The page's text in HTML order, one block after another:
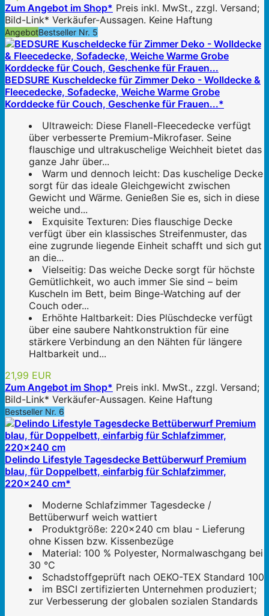
Zum Angebot im Shop* Preis inkl. MwSt., zzgl. Versand;
Bild-Link* Verkäufer-Aussagen. Keine Haftung
AngebotBestseller Nr. 5
BEDSURE Kuscheldecke für Zimmer Deko - Wolldecke &
Fleecedecke, Sofadecke, Weiche Warme Grobe
Korddecke für Couch, Geschenke für Frauen...*
Ultraweich: Diese Flanell-Fleecedecke verfügt
über verbesserte Premium-Mikrofaser. Seine
flauschige und ultrakuschelige Weichheit bietet das
ganze Jahr über...
Warm und dennoch leicht: Das kuschelige Decke
sorgt für das ideale Gleichgewicht zwischen
Gewicht und Wärme. Genießen Sie es, sich in diese
weiche und...
Exquisite Texturen: Dies flauschige Decke
verfügt über ein klassisches Streifenmuster, das
eine zugrunde liegende Einheit schafft und sich gut
an die...
Vielseitig: Das weiche Decke sorgt für höchste
Gemütlichkeit, wo auch immer Sie sind – beim
Kuscheln im Bett, beim Binge-Watching auf der
Couch oder...
Erhöhte Haltbarkeit: Dies Plüschdecke verfügt
über eine saubere Nahtkonstruktion für eine
stärkere Verbindung an den Nähten für längere
Haltbarkeit und...
21,99 EUR
Zum Angebot im Shop* Preis inkl. MwSt., zzgl. Versand;
Bild-Link* Verkäufer-Aussagen. Keine Haftung
Bestseller Nr. 6
Delindo Lifestyle Tagesdecke Bettüberwurf Premium
blau, für Doppelbett, einfarbig für Schlafzimmer,
220x240 cm*
Moderne Schlafzimmer Tagesdecke /
Bettüberwurf weich wattiert
Produktgröße: 220x240 cm blau - Lieferung
ohne Kissen bzw. Kissenbezüge
Material: 100 % Polyester, Normalwaschgang bei
30 °C
Schadstoffgeprüft nach OEKO-TEX Standard 100
im BSCI zertifizierten Unternehmen produziert;
zur Verbesserung der globalen sozialen Standards